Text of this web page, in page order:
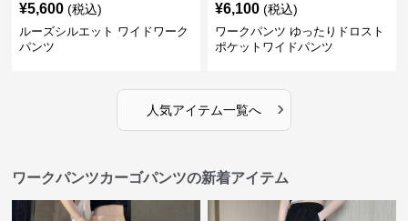
¥5,600 (税込)
ルーズシルエット ワイドワーク
パンツ
¥6,100 (税込)
ワークパンツ ゆったりドロスト
ポケットワイドパンツ
人気アイテム一覧へ ›
ワークパンツカーゴパンツの新着アイテム